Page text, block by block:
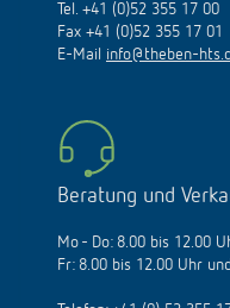
Tel. +41 (0)52 355 17 00
Fax +41 (0)52 355 17 01
E-Mail info@theben-
Beratung und
Mo - Do: 8.00 bis 12.00
Fr: 8.00 bis 12.00 Uhr